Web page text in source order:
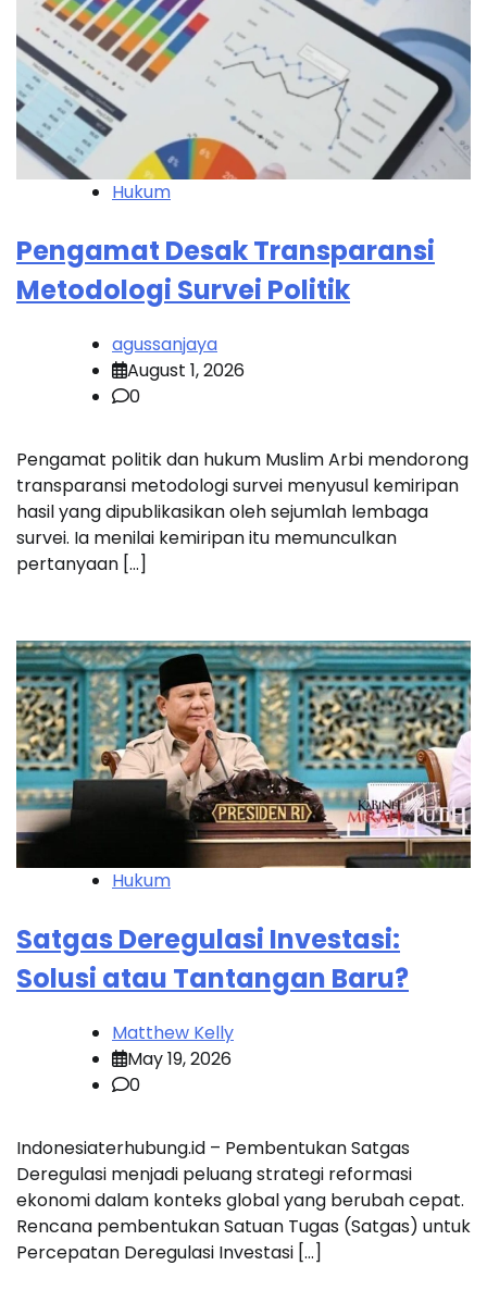
Hukum
Pengamat Desak Transparansi
Metodologi Survei Politik
agussanjaya
August 1, 2026
0
Pengamat politik dan hukum Muslim Arbi mendorong
transparansi metodologi survei menyusul kemiripan
hasil yang dipublikasikan oleh sejumlah lembaga
survei. Ia menilai kemiripan itu memunculkan
pertanyaan […]
Hukum
Satgas Deregulasi Investasi:
Solusi atau Tantangan Baru?
Matthew Kelly
May 19, 2026
0
Indonesiaterhubung.id – Pembentukan Satgas
Deregulasi menjadi peluang strategi reformasi
ekonomi dalam konteks global yang berubah cepat.
Rencana pembentukan Satuan Tugas (Satgas) untuk
Percepatan Deregulasi Investasi […]